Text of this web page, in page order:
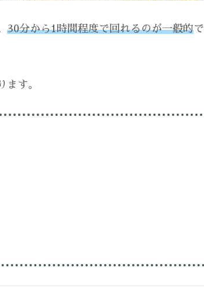
30分から1時間程度で回れるのが一般的で
ます。